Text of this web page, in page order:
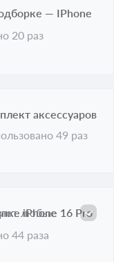
— IPhone
20 раз
аксессуаров
49 раз
iPhone 16 Pro
любые
44 раза